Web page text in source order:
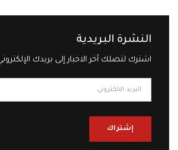
النشرة البريدية
اشترك لتصلك آخر الاخبار إلى بريدك
إشتراك